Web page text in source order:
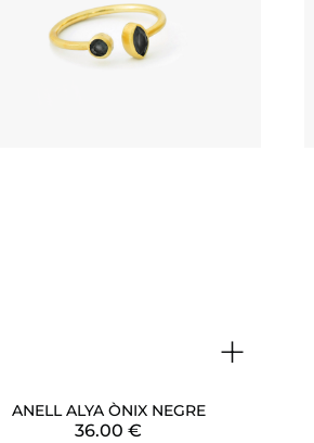
+
ANELL ALYA ÒNIX NEGRE
36.00€